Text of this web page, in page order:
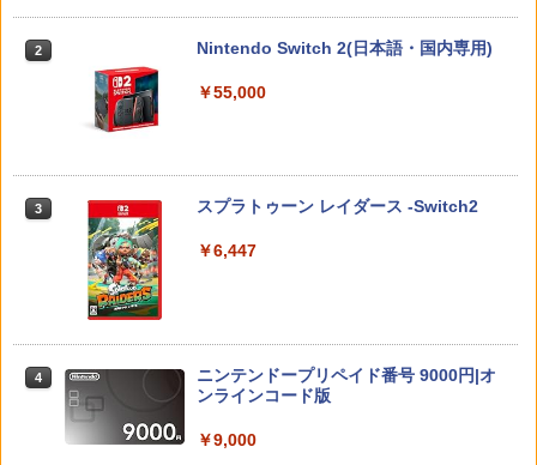
ch lite/Switch 有機ELモテルに対応 収納
ーチ スタンド/コントローラー/カード/ド
ックなど収納可能 カバー 収納ボックス
Joy-Con 2 充電グリップ
￥3,876
+【前作購入者特典】ユニフォーム、ボ
5】 ELJM30821 [ELJM30821]
￥653
ntendo 対応 スイッチ スイッチツー ニ
ンテンドー カバー ポーチ ストラップ 新
型 ジョイコン ソフト ケーブルなど 収納
可能 クリスマス ギフト プレゼント 送料
無料
4
限定クーポンあり Switch2 ケース スイ
ツー 名入れ かわいい ニンテンドースイ
ッチ カバー ポーチ switch Lite 新型 本
￥3,480
￥360
2 Nintendo Switch 2(日本語・国内専用)
￥55,000
3 スプラトゥーン レイダース -Switch2
￥6,447
4
ニンテンドープリペイド番号 9000円|オ
ンラインコード版
￥9,000